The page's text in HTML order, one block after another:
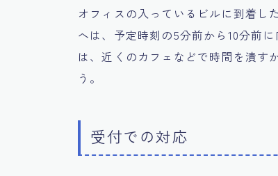
オフィスの入っているビルに到着し
へは、予定時刻の5分前から10分前
は、近くのカフェなどで時間を潰す
う。
受付での対応